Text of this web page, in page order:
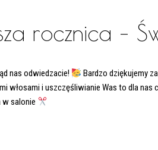
rocznica –
nas odwiedzacie!
Bardzo dziękujemy
włosami i uszczęśliwianie Was to dla nas
w salonie